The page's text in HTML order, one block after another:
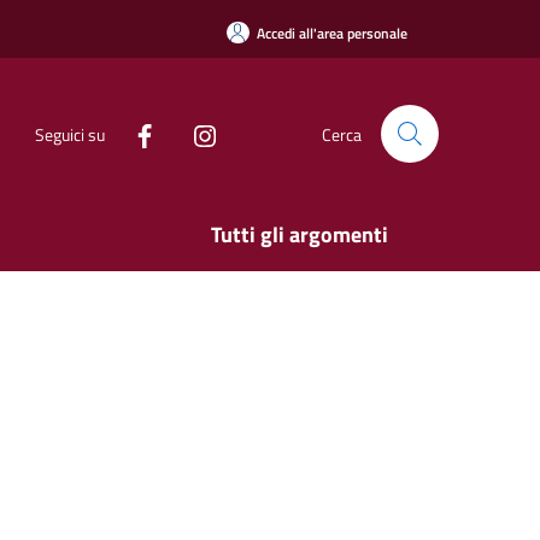
Accedi all'area personale
Seguici su Cerca
Tutti gli argomenti